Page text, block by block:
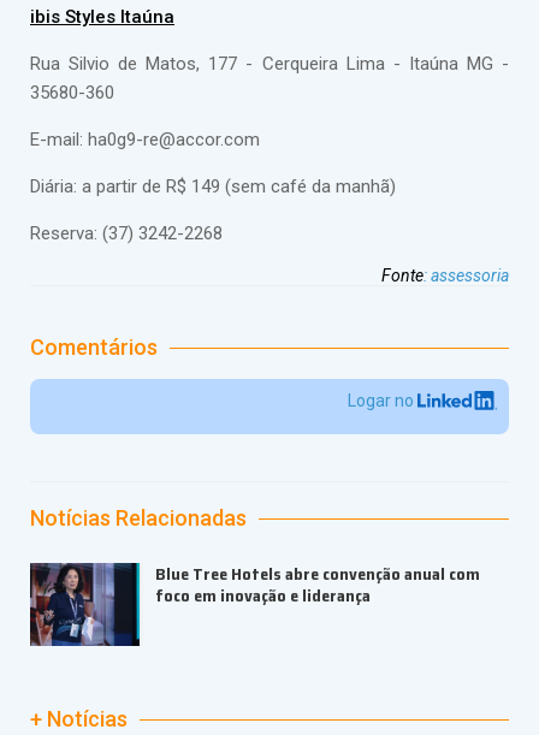
ibis Styles Itaúna
Rua Silvio de Matos, 177 - Cerqueira Lima - Itaúna MG -
35680-360
E-mail: ha0g9-re@accor.com
Diária: a partir de R$ 149 (sem café da manhã)
Reserva: (37) 3242-2268
Fonte:assessoria
Comentários
Logar no
Notícias Relacionadas
Blue Tree Hotels abre convenção anual com
foco em inovação e liderança
+ Notícias